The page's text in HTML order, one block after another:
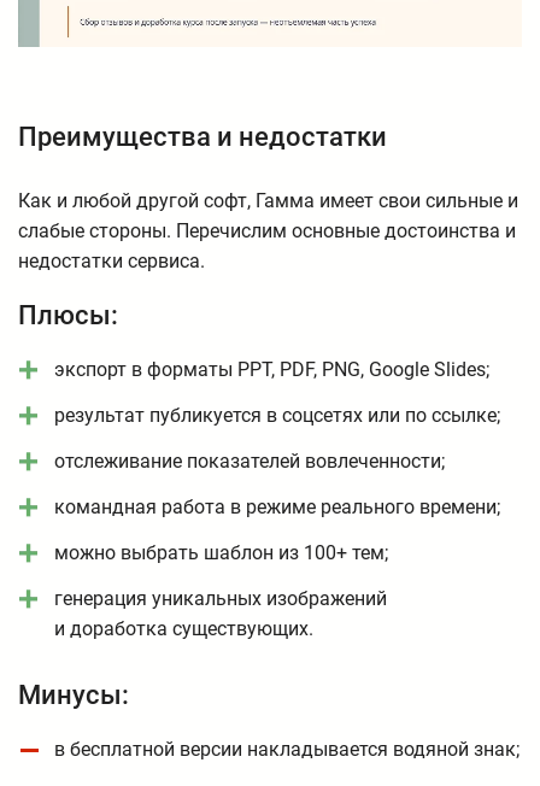
Преимущества и недостатки
Как и любой другой софт, Гамма имеет свои сильные и
слабые стороны. Перечислим основные достоинства и
недостатки сервиса.
Плюсы:
экспорт в форматы PPT, PDF, PNG, Google Slides;
результат публикуется в соцсетях или по ссылке;
отслеживание показателей вовлеченности;
командная работа в режиме реального времени;
можно выбрать шаблон из 100+ тем;
генерация уникальных изображений
и доработка существующих.
Минусы:
в бесплатной версии накладывается водяной знак;